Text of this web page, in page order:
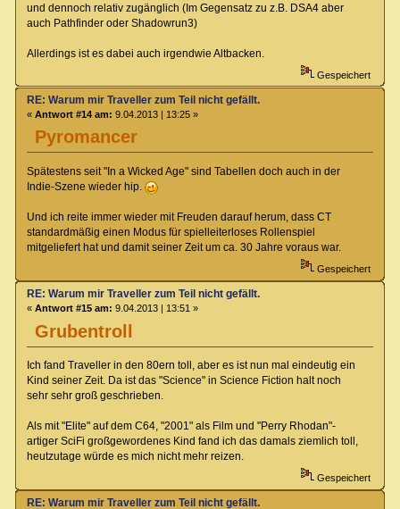
und dennoch relativ zugänglich (Im Gegensatz zu z.B. DSA4 aber
auch Pathfinder oder Shadowrun3)
Allerdings ist es dabei auch irgendwie Altbacken.
Gespeichert
Pyromancer
RE: Warum mir Traveller zum Teil nicht gefällt.
« Antwort #14 am: 9.04.2013 | 13:25 »
Spätestens seit "In a Wicked Age" sind Tabellen doch auch in der
Indie-Szene wieder hip.
Und ich reite immer wieder mit Freuden darauf herum, dass CT
standardmäßig einen Modus für spielleiterloses Rollenspiel
mitgeliefert hat und damit seiner Zeit um ca. 30 Jahre voraus war.
Gespeichert
Grubentroll
RE: Warum mir Traveller zum Teil nicht gefällt.
« Antwort #15 am: 9.04.2013 | 13:51 »
Ich fand Traveller in den 80ern toll, aber es ist nun mal eindeutig ein
Kind seiner Zeit. Da ist das "Science" in Science Fiction halt noch
sehr sehr groß geschrieben.
Als mit "Elite" auf dem C64, "2001" als Film und "Perry Rhodan"-
artiger SciFi großgewordenes Kind fand ich das damals ziemlich toll,
heutzutage würde es mich nicht mehr reizen.
Gespeichert
RE: Warum mir Traveller zum Teil nicht gefällt.